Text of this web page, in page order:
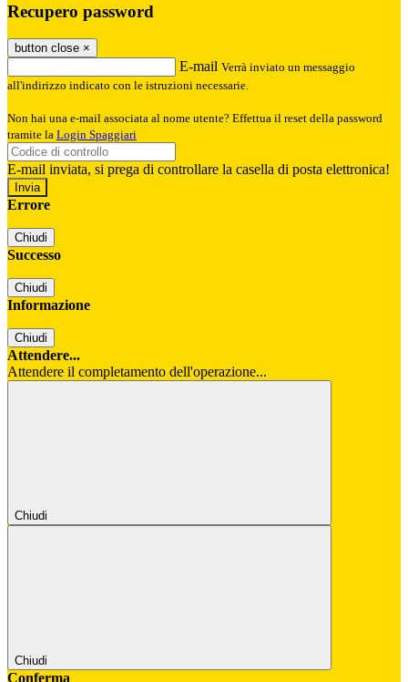
Recupero password
button close ×
E-mail Verrà inviato un messaggio
all'indirizzo indicato con le istruzioni necessarie.
Non hai una e-mail associata al nome utente? Effettua il reset della password
tramite la Login Spaggiari
E-mail inviata, si prega di controllare la casella di posta elettronica!
Errore
Chiudi
Successo
Chiudi
Informazione
Chiudi
Attendere...
Attendere il completamento dell'operazione...
Chiudi
Chiudi
Conferma